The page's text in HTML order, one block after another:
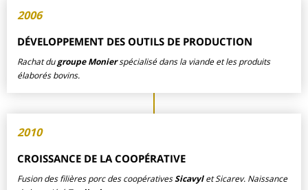
2006
DÉVELOPPEMENT DES OUTILS DE PRODUCTION
Rachat dugroupe Monierspécialisé dans la viande et les produits
élaborés bovins.
2010
CROISSANCE DE LA COOPÉRATIVE
Fusion des filières porc des coopérativesSicavylet Sicarev. Naissance